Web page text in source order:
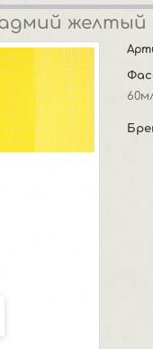
желтый